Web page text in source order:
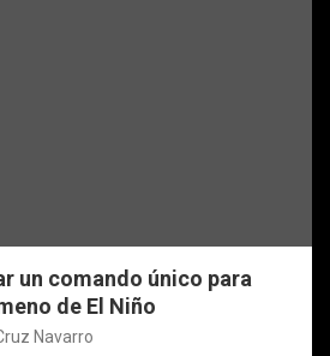
un comando único para
de El Niño
Navarro